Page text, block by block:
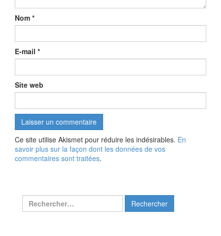
Nom *
E-mail *
Site web
Ce site utilise Akismet pour réduire les indésirables. En
savoir plus sur la façon dont les données de vos
commentaires sont traitées.
Rechercher :